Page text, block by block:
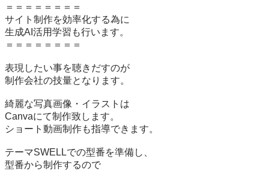
＝＝＝＝＝＝＝＝
サイト制作を効率化する為に
生成AI活用学習も行います。
＝＝＝＝＝＝＝＝
表現したい事を聴きだすのが
制作会社の技量となります。
綺麗な写真画像・イラストは
Canvaにて制作致します。
ショート動画制作も指導できます。
テーマSWELLでの型番を準備し、
型番から制作するので